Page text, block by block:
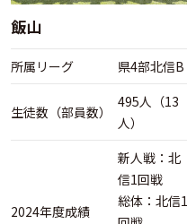
飯山
所属リーグ 県4部北信B
生徒数（部員数）
495人（13
人）
2024年度成績
新人戦：北
信1回戦
総体：北信1